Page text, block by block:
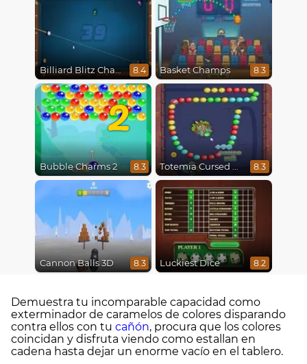
Billiard Blitz Challenge 8.4 Basket Champs 8.3
2
Bubble Charms 2 8.3 Totemia Cursed Marbles 8.3
Cannon Balls 3D 8.3 Luckiest Dice 8.2
Demuestra tu incomparable capacidad como
exterminador de caramelos de colores disparando
contra ellos con tu cañón, procura que los colores
coincidan y disfruta viendo como estallan en
cadena hasta dejar un enorme vacío en el tablero.